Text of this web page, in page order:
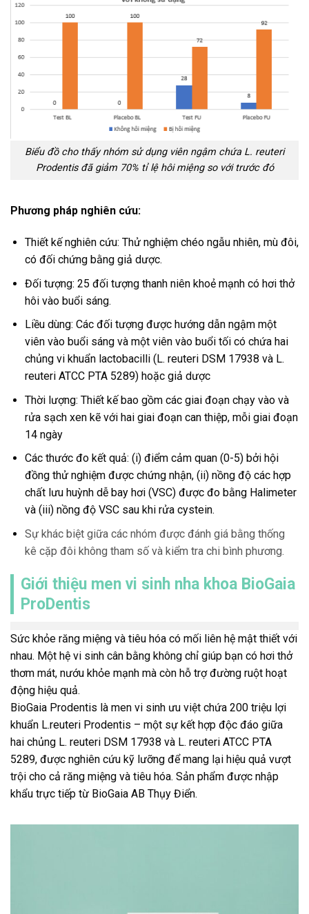
Biểu đồ cho thấy nhóm sử dụng viên ngậm chứa L. reuteri
Prodentis đã giảm 70% tỉ lệ hôi miệng so với trước đó
Phương pháp nghiên cứu:
Thiết kế nghiên cứu: Thử nghiệm chéo ngẫu nhiên, mù đôi,
có đối chứng bằng giả dược.
Đối tượng: 25 đối tượng thanh niên khoẻ mạnh có hơi thở
hôi vào buổi sáng.
Liều dùng: Các đối tượng được hướng dẫn ngậm một
viên vào buổi sáng và một viên vào buổi tối có chứa hai
chủng vi khuẩn lactobacilli (L. reuteri DSM 17938 và L.
reuteri ATCC PTA 5289) hoặc giả dược
Thời lượng: Thiết kế bao gồm các giai đoạn chạy vào và
rửa sạch xen kẽ với hai giai đoạn can thiệp, mỗi giai đoạn
14 ngày
Các thước đo kết quả: (i) điểm cảm quan (0-5) bởi hội
đồng thử nghiệm được chứng nhận, (ii) nồng độ các hợp
chất lưu huỳnh dễ bay hơi (VSC) được đo bằng Halimeter
và (iii) nồng độ VSC sau khi rửa cystein.
Sự khác biệt giữa các nhóm được đánh giá bằng thống
kê cặp đôi không tham số và kiểm tra chi bình phương.
Giới thiệu men vi sinh nha khoa BioGaia
ProDentis
Sức khỏe răng miệng và tiêu hóa có mối liên hệ mật thiết với
nhau. Một hệ vi sinh cân bằng không chỉ giúp bạn có hơi thở
thơm mát, nướu khỏe mạnh mà còn hỗ trợ đường ruột hoạt
động hiệu quả.
BioGaia Prodentis là men vi sinh ưu việt chứa 200 triệu lợi
khuẩn L.reuteri Prodentis – một sự kết hợp độc đáo giữa
hai chủng L. reuteri DSM 17938 và L. reuteri ATCC PTA
5289, được nghiên cứu kỹ lưỡng để mang lại hiệu quả vượt
trội cho cả răng miệng và tiêu hóa. Sản phẩm được nhập
khẩu trực tiếp từ BioGaia AB Thụy Điển.